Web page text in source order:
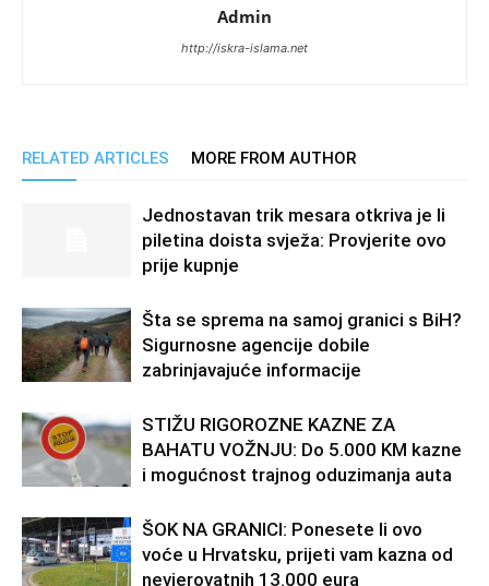
Admin
http://iskra-islama.net
RELATED ARTICLES MORE FROM AUTHOR
Jednostavan trik mesara otkriva je li
piletina doista svježa: Provjerite ovo
prije kupnje
Šta se sprema na samoj granici s BiH?
Sigurnosne agencije dobile
zabrinjavajuće informacije
STIŽU RIGOROZNE KAZNE ZA
BAHATU VOŽNJU: Do 5.000 KM kazne
i mogućnost trajnog oduzimanja auta
ŠOK NA GRANICI: Ponesete li ovo
voće u Hrvatsku, prijeti vam kazna od
nevjerovatnih 13.000 eura